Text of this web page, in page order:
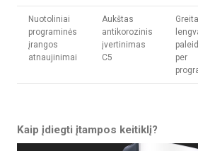
Nuotoliniai
programinės
įrangos
atnaujinimai
Aukštas
antikorozinis
įvertinimas
C5
per
Kaip įdiegti įtampos keitiklį?